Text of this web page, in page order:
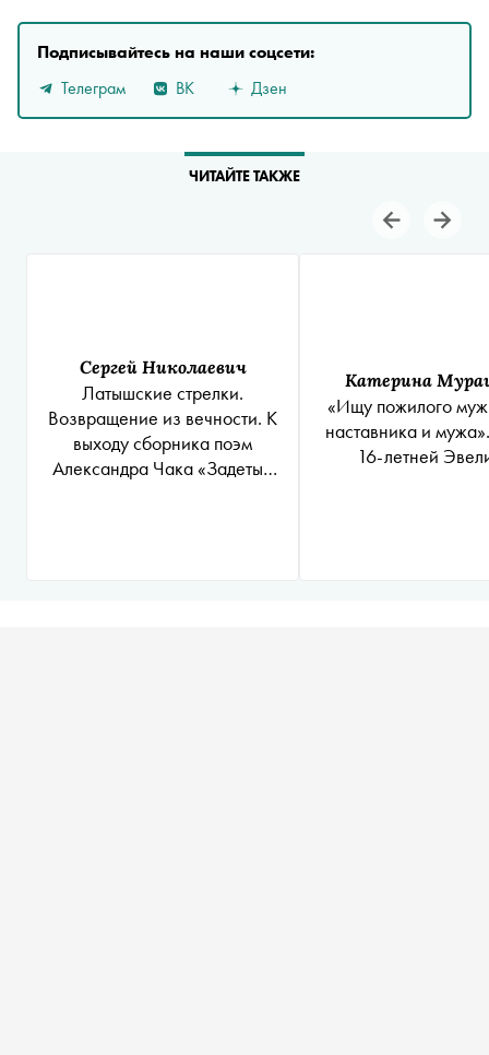
Подписывайтесь на наши соцсети:
Телеграм
ВК Дзен
ЧИТАЙТЕ ТАКЖЕ
Сергей Николаевич
Латышские стрелки.
Возвращение из вечности. К
выходу сборника поэм
Александра Чака «Задетые
Катерина
«Ищу пожилого
наставника и
16-летней